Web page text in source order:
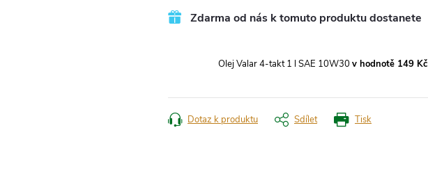
Zdarma od nás k tomuto produktu dostanete
Olej Valar 4-takt 1 l SAE 10W30 v hodnotě 149 Kč
Tisk
Dotaz k produktu Sdílet